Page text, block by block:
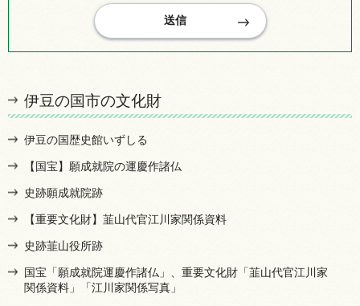
伊豆の国市の文化財
伊豆の国歴史館いずしる
【国宝】願成就院の運慶作諸仏
史跡願成就院跡
【重要文化財】韮山代官江川家関係資料
史跡韮山役所跡
国宝「願成就院運慶作諸仏」、重要文化財「韮山代官江川家
関係資料」「江川家関係写真」